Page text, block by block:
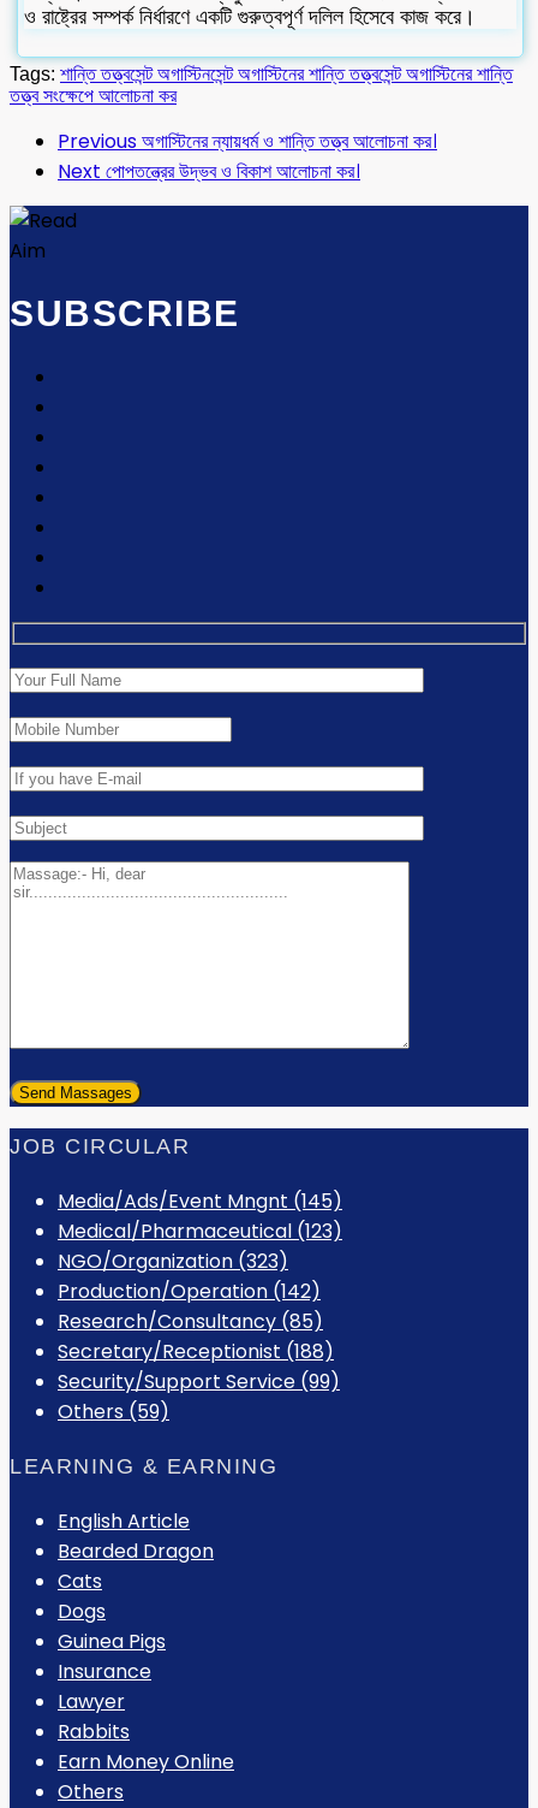
ও রাষ্ট্রের সম্পর্ক নির্ধারণে একটি গুরুত্বপূর্ণ দলিল হিসেবে কাজ করে।
Tags: শান্তি তত্ত্বসেন্ট অগাস্টিনসেন্ট অগাস্টিনের শান্তি তত্ত্বসেন্ট অগাস্টিনের শান্তি
তত্ত্ব সংক্ষেপে আলোচনা কর
Previousঅগাস্টিনের ন্যায়ধর্ম ও শান্তি তত্ত্ব আলোচনা কর।
Next পোপতন্ত্রের উদ্ভব ও বিকাশ আলোচনা কর।
SUBSCRIBE
JOB CIRCULAR
Media/Ads/Event Mngnt (145)
Medical/Pharmaceutical (123)
NGO/Organization (323)
Production/Operation (142)
Research/Consultancy (85)
Secretary/Receptionist (188)
Security/Support Service (99)
Others (59)
LEARNING & EARNING
English Article
Bearded Dragon
Cats
Dogs
Guinea Pigs
Insurance
Lawyer
Rabbits
Earn Money Online
Others